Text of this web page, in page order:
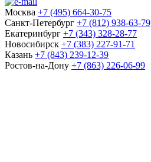
Москва +7 (495) 664-30-75
Санкт-Петербург +7 (812) 938-63-79
Екатеринбург +7 (343) 328-28-77
Новосибирск +7 (383) 227-91-71
Казань +7 (843) 239-12-39
Ростов-на-Дону +7 (863) 226-06-99